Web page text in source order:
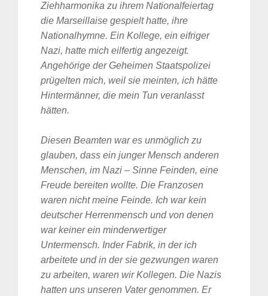
Ziehharmonika zu ihrem Nationalfeiertag
die Marseillaise gespielt hatte, ihre
Nationalhymne. Ein Kollege, ein eifriger
Nazi, hatte mich eilfertig angezeigt.
Angehörige der Geheimen Staatspolizei
prügelten mich, weil sie meinten, ich hätte
Hintermänner, die mein Tun veranlasst
hätten.
Diesen Beamten war es unmöglich zu
glauben, dass ein junger Mensch anderen
Menschen, im Nazi – Sinne Feinden, eine
Freude bereiten wollte. Die Franzosen
waren nicht meine Feinde. Ich war kein
deutscher Herrenmensch und von denen
war keiner ein minderwertiger
Untermensch. Inder Fabrik, in der ich
arbeitete und in der sie gezwungen waren
zu arbeiten, waren wir Kollegen. Die Nazis
hatten uns unseren Vater genommen. Er